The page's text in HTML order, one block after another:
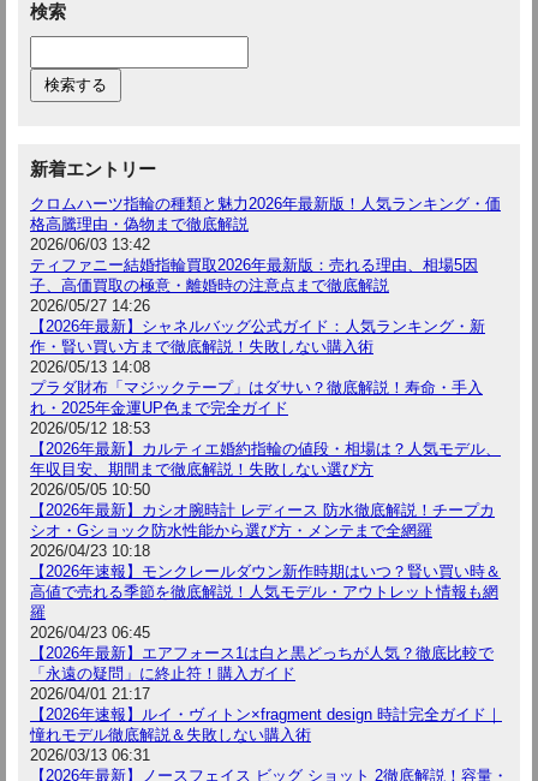
検索
新着エントリー
クロムハーツ指輪の種類と魅力2026年最新版！人気ランキング・価
格高騰理由・偽物まで徹底解説
2026/06/03 13:42
ティファニー結婚指輪買取2026年最新版：売れる理由、相場5因
子、高価買取の極意・離婚時の注意点まで徹底解説
2026/05/27 14:26
【2026年最新】シャネルバッグ公式ガイド：人気ランキング・新
作・賢い買い方まで徹底解説！失敗しない購入術
2026/05/13 14:08
プラダ財布「マジックテープ」はダサい？徹底解説！寿命・手入
れ・2025年金運UP色まで完全ガイド
2026/05/12 18:53
【2026年最新】カルティエ婚約指輪の値段・相場は？人気モデル、
年収目安、期間まで徹底解説！失敗しない選び方
2026/05/05 10:50
【2026年最新】カシオ腕時計 レディース 防水徹底解説！チープカ
シオ・Gショック防水性能から選び方・メンテまで全網羅
2026/04/23 10:18
【2026年速報】モンクレールダウン新作時期はいつ？賢い買い時＆
高値で売れる季節を徹底解説！人気モデル・アウトレット情報も網
羅
2026/04/23 06:45
【2026年最新】エアフォース1は白と黒どっちが人気？徹底比較で
「永遠の疑問」に終止符！購入ガイド
2026/04/01 21:17
【2026年速報】ルイ・ヴィトン×fragment design 時計完全ガイド｜
憧れモデル徹底解説＆失敗しない購入術
2026/03/13 06:31
【2026年最新】ノースフェイス ビッグ ショット 2徹底解説！容量・